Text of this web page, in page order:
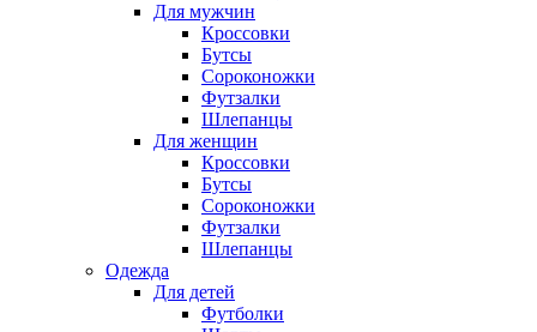
Для мужчин
Кроссовки
Бутсы
Сороконожки
Футзалки
Шлепанцы
Для женщин
Кроссовки
Бутсы
Сороконожки
Футзалки
Шлепанцы
Одежда
Для детей
Футболки